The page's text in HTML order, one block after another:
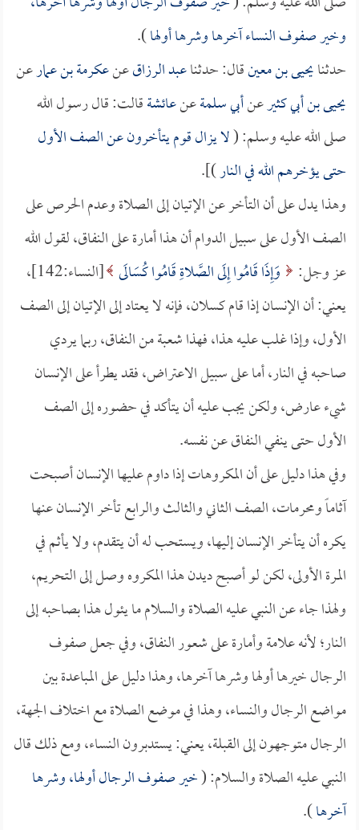
وخير صفوف النساء آخرها وشرها أولها).
حدثنايحيى بن معينقال: حدثناعبد الرزاقعنعكرمة بن عمارعن
يحيى بن أبي كثيرعنأبي سلمةعنعائشةقالت: قال رسول الله
صلى الله عليه وسلم: (لا يزال قوم يتأخرون عن الصف الأول
حتى يؤخرهم الله في النار)].
وهذا يدل على أن التأخر عن الإتيان إلى الصلاة وعدم الحرص على
الصف الأول على سبيل الدوام أن هذا أمارة على النفاق، لقول الله
عز وجل:
وَإِذَا قَامُوا إِلَى الصَّلاةِ قَامُوا كُسَالَى
[النساء:142]،
يعني: أن الإنسان إذا قام كسلان، فإنه لا يعتاد إلى الإتيان إلى الصف
الأول، وإذا غلب عليه هذا، فهذا شعبة من النفاق، ربما يردي
صاحبه في النار، أما على سبيل الاعتراض، فقد يطرأ على الإنسان
شيء عارض، ولكن يجب عليه أن يتأكد في حضوره إلى الصف
الأول حتى ينفي النفاق عن نفسه.
وفي هذا دليل على أن المكروهات إذا داوم عليها الإنسان أصبحت
آثاماً ومحرمات، الصف الثاني والثالث والرابع تأخر الإنسان عنها
يكره أن يتأخر الإنسان إليها، ويستحب له أن يتقدم، ولا يأثم في
المرة الأولى، لكن لو أصبح ديدن هذا المكروه وصل إلى التحريم،
ولهذا جاء عن النبي عليه الصلاة والسلام ما يئول هذا بصاحبه إلى
النار؛ لأنه علامة وأمارة على شعور النفاق، وفي جعل صفوف
الرجال خيرها أولها وشرها آخرها، وهذا دليل على المباعدة بين
مواضع الرجال والنساء، وهذا في موضع الصلاة مع اختلاف الجهة،
الرجال متوجهون إلى القبلة، يعني: يستدبرون النساء، ومع ذلك قال
النبي عليه الصلاة والسلام: (خير صفوف الرجال أولها، وشرها
آخرها).